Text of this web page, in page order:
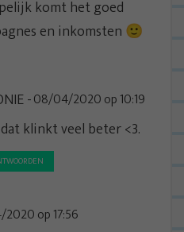
komt het goed
en inkomsten 🙂
08/04/2020 op 10:19
klinkt veel beter <3.
op 17:56